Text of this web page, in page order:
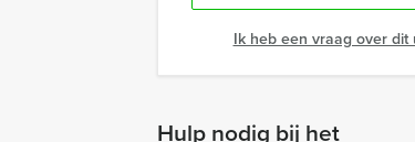
Ik heb een vraag over dit
Hulp nodig bij het